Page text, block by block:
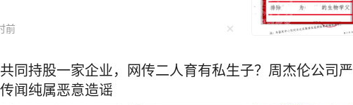
前
同持股一家企业，网传二人育有私生子？周杰伦公司严
闻纯属恶意造谣